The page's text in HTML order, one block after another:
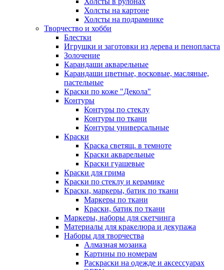
Холсты на картоне
Холсты на подрамнике
Творчество и хобби
Блестки
Игрушки и заготовки из дерева и пенопласта
Золочение
Карандаши акварельные
Карандаши цветные, восковые, масляные,
пастельные
Краски по коже "Декола"
Контуры
Контуры по стеклу
Контуры по ткани
Контуры универсальные
Краски
Краска светящ. в темноте
Краски акварельные
Краски гуашевые
Краски для грима
Краски по стеклу и керамике
Краски, маркеры, батик по ткани
Маркеры по ткани
Краски, батик по ткани
Маркеры, наборы для скетчинга
Материалы для кракелюра и декупажа
Наборы для творчества
Алмазная мозаика
Картины по номерам
Раскраски на одежде и аксессуарах